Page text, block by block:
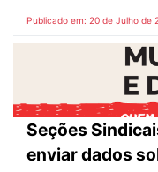
Publicado em: 20 de Julho de
Seções
enviar dados